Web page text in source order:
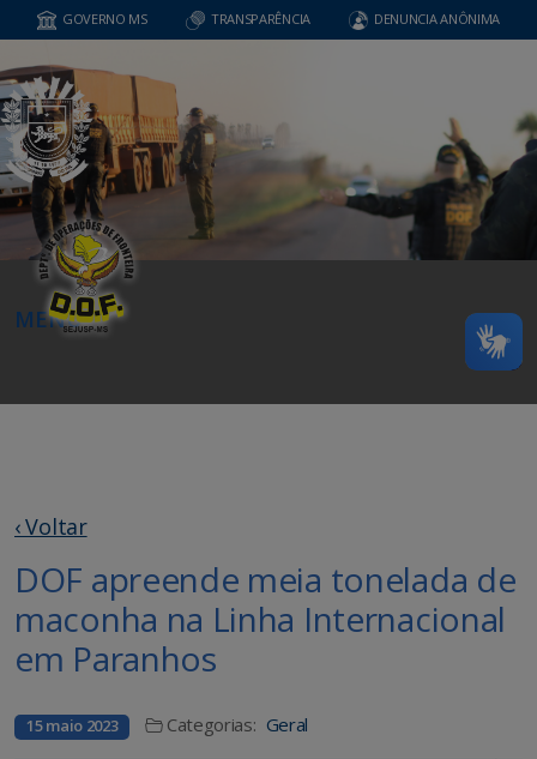
GOVERNO MS TRANSPARÊNCIA DENUNCIA ANÔNIMA
MENU
‹ Voltar
DOF apreende meia tonelada de
maconha na Linha Internacional
em Paranhos
15 maio 2023 Categorias: Geral